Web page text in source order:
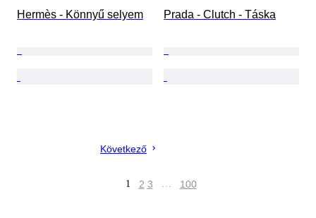
Hermès - Könnyű selyem Prada - Clutch - Táska
Következő
1 2 3 … 100